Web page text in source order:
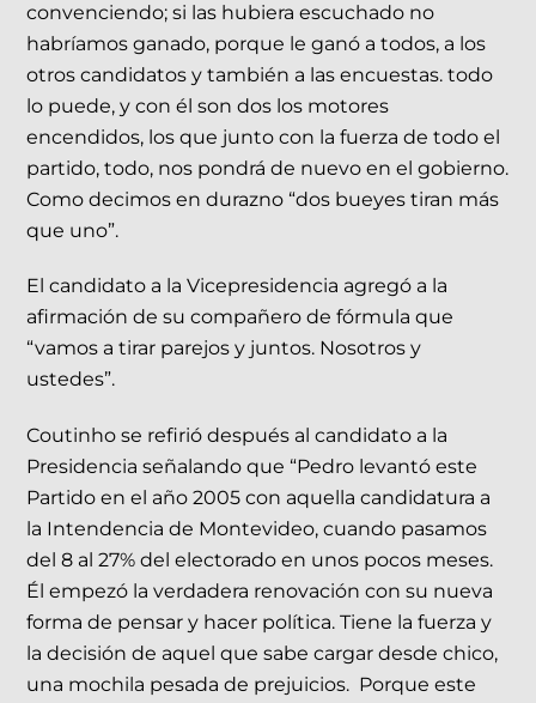
convenciendo; si las hubiera escuchado no
habríamos ganado, porque le ganó a todos, a los
otros candidatos y también a las encuestas. todo
lo puede, y con él son dos los motores
encendidos, los que junto con la fuerza de todo el
partido, todo, nos pondrá de nuevo en el gobierno.
Como decimos en durazno “dos bueyes tiran más
que uno”.
El candidato a la Vicepresidencia agregó a la
afirmación de su compañero de fórmula que
“vamos a tirar parejos y juntos. Nosotros y
ustedes”.
Coutinho se refirió después al candidato a la
Presidencia señalando que “Pedro levantó este
Partido en el año 2005 con aquella candidatura a
la Intendencia de Montevideo, cuando pasamos
del 8 al 27% del electorado en unos pocos meses.
Él empezó la verdadera renovación con su nueva
forma de pensar y hacer política. Tiene la fuerza y
la decisión de aquel que sabe cargar desde chico,
una mochila pesada de prejuicios. Porque este